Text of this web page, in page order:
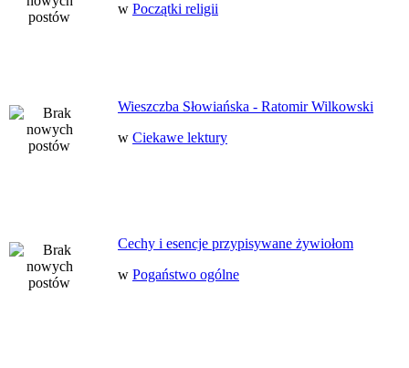
w Początki religii
Wieszczba Słowiańska - Ratomir Wilkowski
w Ciekawe lektury
Cechy i esencje przypisywane żywiołom
w Pogaństwo ogólne